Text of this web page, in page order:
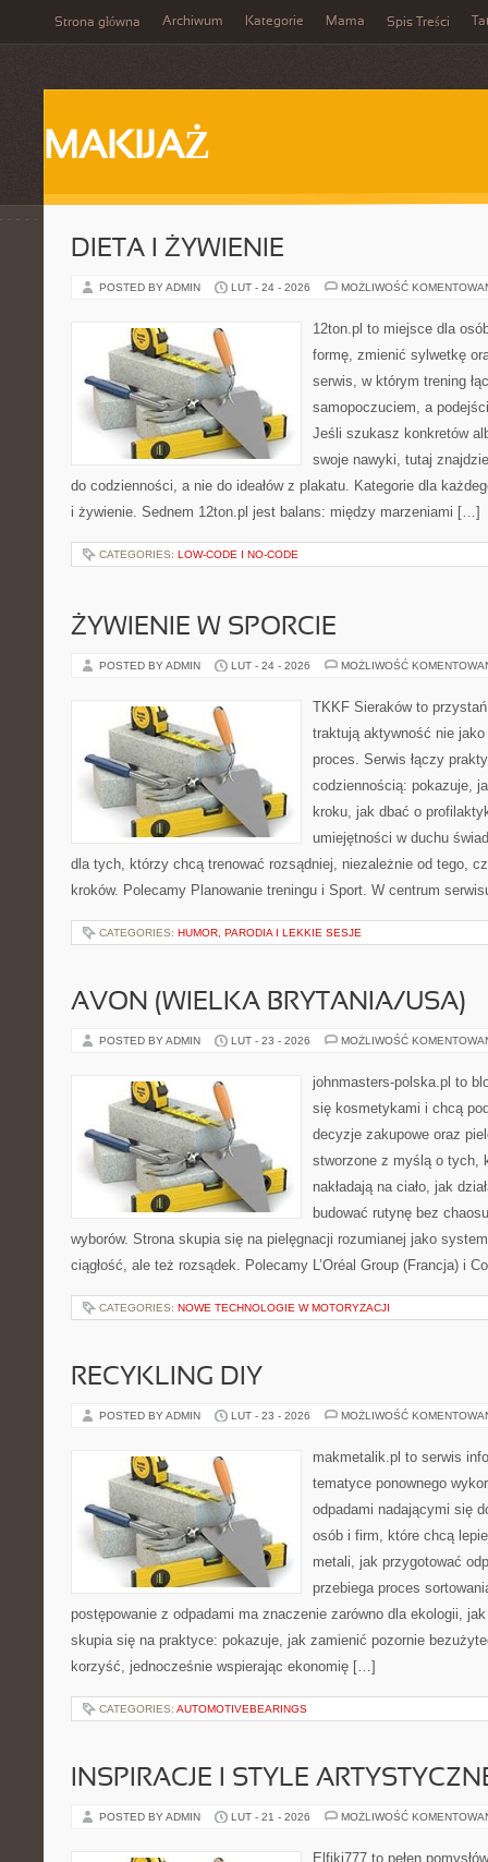
Strona główna Archiwum Kategorie Mama Spis Treści
MAKIJAŻ
DIETA I ŻYWIENIE
POSTED BY ADMIN LUT - 24 - 2026 MOŻLIWOŚĆ
12ton.pl to miejsce dla
formę, zmienić sylwetkę
serwis, w którym trening
samopoczuciem, a
Jeśli szukasz konkretów
swoje nawyki, tutaj
do codzienności, a nie do ideałów z plakatu. Kategorie dla
i żywienie. Sednem 12ton.pl jest balans: między marzeniami […]
CATEGORIES: LOW-CODE I NO-CODE
ŻYWIENIE W SPORCIE
POSTED BY ADMIN LUT - 24 - 2026 MOŻLIWOŚĆ
TKKF Sieraków to
traktują aktywność nie
proces. Serwis łączy
codziennością: pokazuje,
kroku, jak dbać o
umiejętności w duchu
dla tych, którzy chcą trenować rozsądniej, niezależnie od tego,
kroków. Polecamy Planowanie treningu i Sport. W centrum
CATEGORIES: HUMOR, PARODIA I LEKKIE SESJE
AVON (WIELKA BRYTANIA/USA)
POSTED BY ADMIN LUT - 23 - 2026 MOŻLIWOŚĆ
johnmasters-polska.pl to
się kosmetykami i chcą
decyzje zakupowe oraz
stworzone z myślą o tych,
nakładają na ciało, jak
budować rutynę bez
wyborów. Strona skupia się na pielęgnacji rozumianej jako
ciągłość, ale też rozsądek. Polecamy L’Oréal Group (Francja) i
CATEGORIES: NOWE TECHNOLOGIE W MOTORYZACJI
RECYKLING DIY
POSTED BY ADMIN LUT - 23 - 2026 MOŻLIWOŚĆ
makmetalik.pl to serwis
tematyce ponownego
odpadami nadającymi się
osób i firm, które chcą
metali, jak przygotować
przebiega proces
postępowanie z odpadami ma znaczenie zarówno dla ekologii,
skupia się na praktyce: pokazuje, jak zamienić pozornie
korzyść, jednocześnie wspierając ekonomię […]
CATEGORIES: AUTOMOTIVEBEARINGS
INSPIRACJE I STYLE
POSTED BY ADMIN LUT - 21 - 2026 MOŻLIWOŚĆ
Elfiki777 to pełen